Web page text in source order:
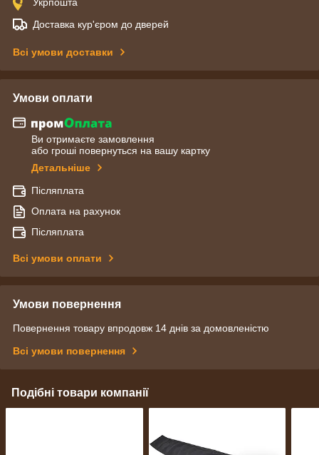
Доставка кур'єром до дверей
Всі умови доставки
Умови оплати
Ви отримаєте замовлення
або гроші повернуться на вашу картку
Детальніше
Післяплата
Оплата на рахунок
Післяплата
Всі умови оплати
Умови повернення
Повернення товару впродовж 14 днів за домовленістю
Всі умови повернення
Подібні товари компанії